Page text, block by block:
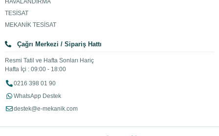
HAVALANDIRMA
TESİSAT
MEKANİK TESİSAT
Çağrı Merkezi / Sipariş Hattı
Resmi Tatil ve Hafta Sonları Hariç
Hafta İçi : 09:00 - 18:00
0216 398 01 90
WhatsApp Destek
destek@e-mekanik.com